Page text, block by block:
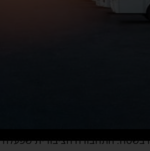
בשטח: התחבורה הציבורית שפעלה